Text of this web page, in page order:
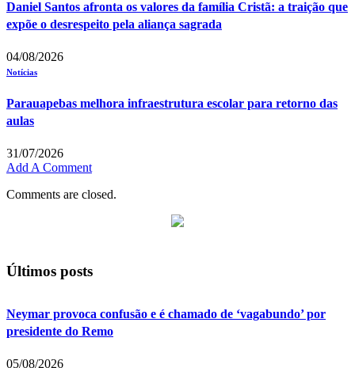
Daniel Santos afronta os valores da família Cristã: a traição que
expõe o desrespeito pela aliança sagrada
04/08/2026
Notícias
Parauapebas melhora infraestrutura escolar para retorno das
aulas
31/07/2026
Add A Comment
Comments are closed.
Últimos posts
Neymar provoca confusão e é chamado de ‘vagabundo’ por
presidente do Remo
05/08/2026